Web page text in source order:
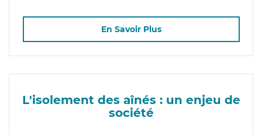
En Savoir Plus
L'isolement des aînés : un enjeu de
société